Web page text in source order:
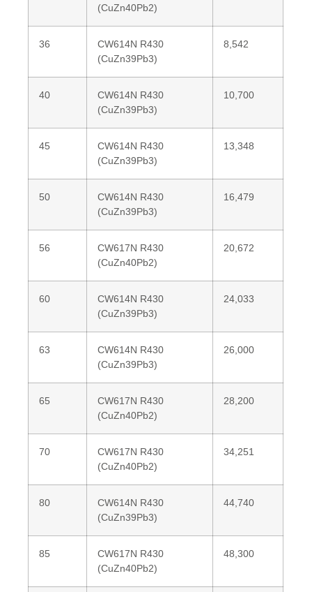
(CuZn40Pb2)
36
CW614N R430
(CuZn39Pb3)
8,542
40
CW614N R430
(CuZn39Pb3)
10,700
45
CW614N R430
(CuZn39Pb3)
13,348
50
CW614N R430
(CuZn39Pb3)
16,479
56
CW617N R430
(CuZn40Pb2)
20,672
60
CW614N R430
(CuZn39Pb3)
24,033
63
CW614N R430
(CuZn39Pb3)
26,000
65
CW617N R430
(CuZn40Pb2)
28,200
70
CW617N R430
(CuZn40Pb2)
34,251
80
CW614N R430
(CuZn39Pb3)
44,740
85
CW617N R430
(CuZn40Pb2)
48,300